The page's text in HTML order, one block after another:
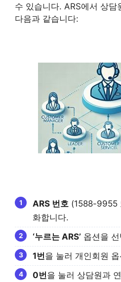
수 있습니다. ARS에서 상담
다음과 같습니다:
ARS 번호 (1588-9955
화합니다.
‘누르는 ARS’ 옵션을
1번을 눌러 개인회원
0번을 눌러 상담원과